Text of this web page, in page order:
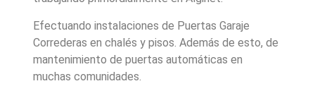
Efectuando instalaciones de Puertas Garaje
Correderas en chalés y pisos. Además de esto, de
mantenimiento de puertas automáticas en
muchas comunidades.